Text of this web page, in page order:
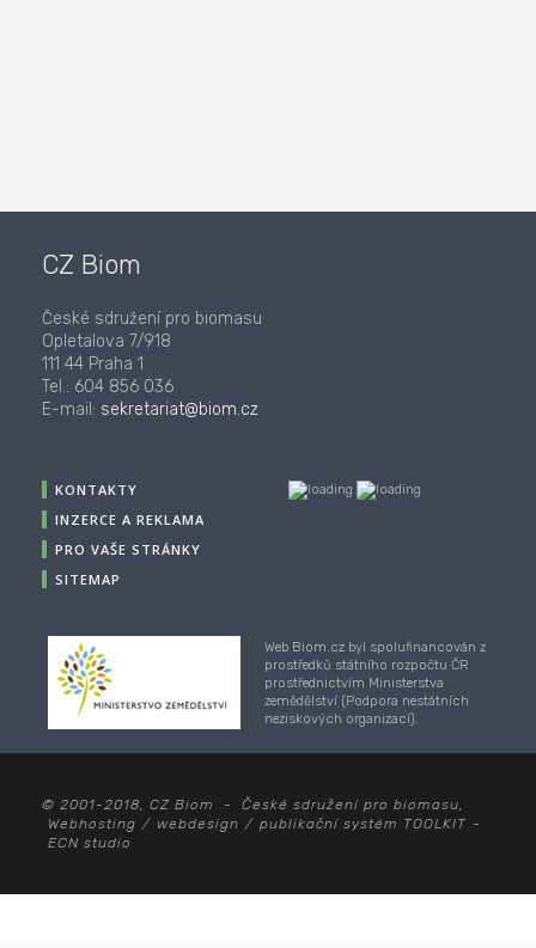
CZ Biom
České sdružení pro biomasu
Opletalova 7/918
111 44 Praha 1
Tel.: 604 856 036
E-mail: sekretariat@biom.cz
KONTAKTY
INZERCE A REKLAMA
PRO VAŠE STRÁNKY
SITEMAP
Web Biom.cz byl spolufinancován z
prostředků státního rozpočtu ČR
prostřednictvím Ministerstva
zemědělství (Podpora nestátních
neziskových organizací).
© 2001-2018, CZ Biom - České sdružení pro biomasu,
Webhosting / webdesign / publikační systém TOOLKIT -
ECN studio